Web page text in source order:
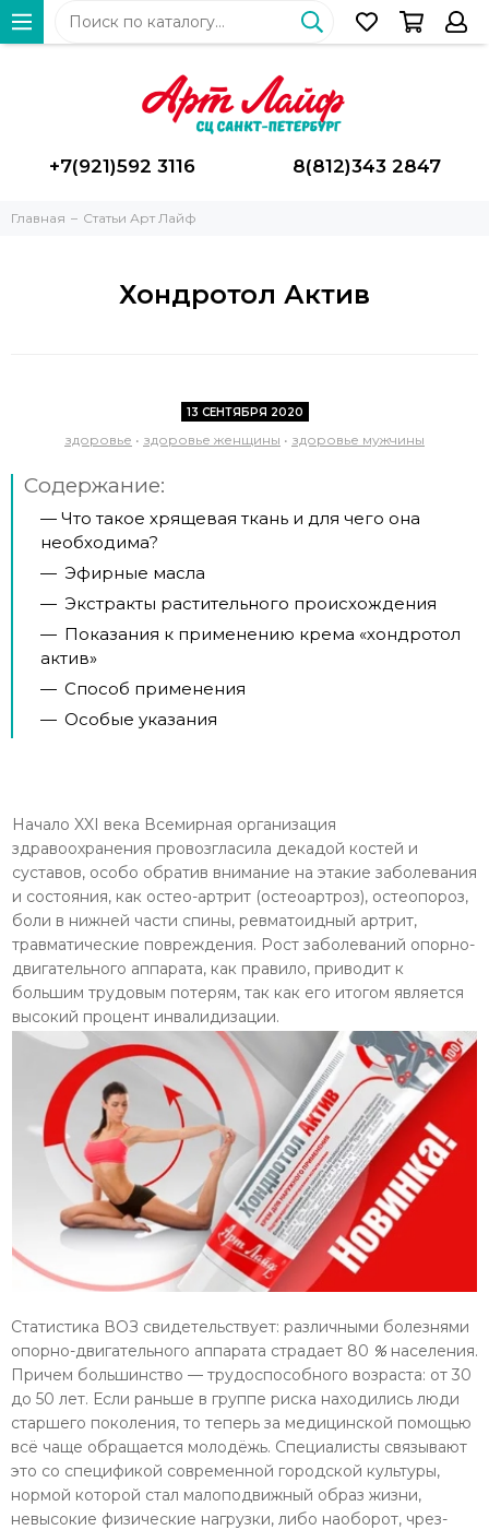
+7(921)592 3116 8(812)343 2847
Главная Статьи Арт Лайф
Хондротол Актив
13 СЕНТЯБРЯ 2020
здоровье • здоровье женщины • здоровье мужчины
Содержание:
— Что такое хрящевая ткань и для чего она
необходима?
— Эфирные масла
— Экстракты растительного происхождения
— Показания к применению крема «хондротол
актив»
— Способ применения
— Особые указания
Начало XXI века Всемирная организация
здравоохранения провозгласила декадой ко­стей и
суставов, особо обратив внимание на этакие заболевания
и состояния, как остео-артрит (остеоартроз), остеопороз,
боли в нижней части спины, ревматоидный арт­рит,
травматические повреждения. Рост заболеваний опорно-
двигательного аппарата, как правило, приводит к
большим трудовым потерям, так как его итогом является
высо­кий процент инвалидизации.
Статистика ВОЗ свидетельствует: различ­ными болезнями
опорно-двигательного ап­парата страдает 80 % населения.
Причем большинство — трудоспособного возраста: от 30
до 50 лет. Если раньше в группе ри­ска находились люди
старшего поколения, то теперь за медицинской помощью
всё чаще обращается молодёжь. Специалисты связывают
это со спецификой современной городской культуры,
нормой которой стал малоподвижный образ жизни,
невысокие физические нагрузки, либо наоборот, чрез­